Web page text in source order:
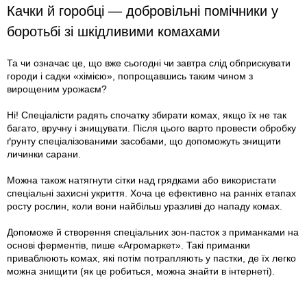
Качки й горобці — добровільні помічники у
боротьбі зі шкідливими комахами
Та чи означає це, що вже сьогодні чи завтра слід обприскувати
городи і садки «хімією», попрощавшись таким чином з
вирощеним урожаєм?
Ні! Спеціалісти радять спочатку збирати комах, якщо їх не так
багато, вручну і знищувати. Після цього варто провести обробку
ґрунту спеціалізованими засобами, що допоможуть знищити
личинки сарани.
Можна також натягнути сітки над грядками або використати
спеціальні захисні укриття. Хоча це ефективно на ранніх етапах
росту рослин, коли вони найбільш уразливі до нападу комах.
Допоможе й створення спеціальних зон-пасток з приманками на
основі ферментів, пише «Агромаркет». Такі приманки
приваблюють комах, які потім потрапляють у пастки, де їх легко
можна знищити (як це робиться, можна знайти в інтернеті).